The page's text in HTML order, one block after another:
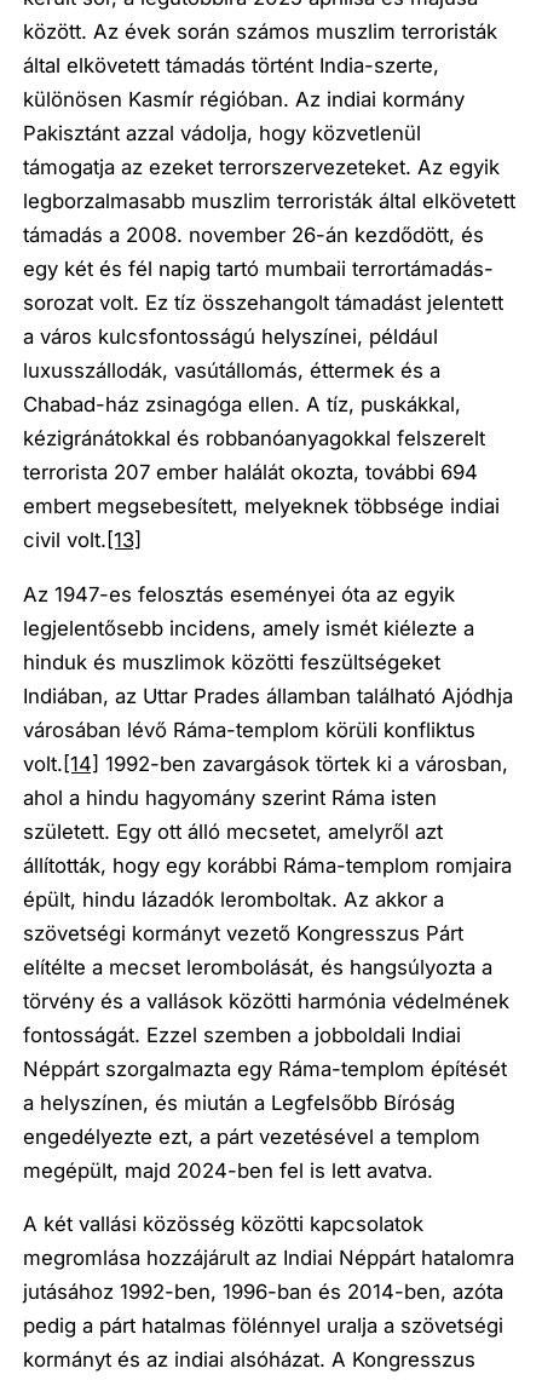
között. Az évek során számos muszlim terroristák
által elkövetett támadás történt India-szerte,
különösen Kasmír régióban. Az indiai kormány
Pakisztánt azzal vádolja, hogy közvetlenül
támogatja az ezeket terrorszervezeteket. Az egyik
legborzalmasabb muszlim terroristák által elkövetett
támadás a 2008. november 26-án kezdődött, és
egy két és fél napig tartó mumbaii terrortámadás-
sorozat volt. Ez tíz összehangolt támadást jelentett
a város kulcsfontosságú helyszínei, például
luxusszállodák, vasútállomás, éttermek és a
Chabad-ház zsinagóga ellen. A tíz, puskákkal,
kézigránátokkal és robbanóanyagokkal felszerelt
terrorista 207 ember halálát okozta, további 694
embert megsebesített, melyeknek többsége indiai
civil volt. [13]
Az 1947-es felosztás eseményei óta az egyik
legjelentősebb incidens, amely ismét kiélezte a
hinduk és muszlimok közötti feszültségeket
Indiában, az Uttar Prades államban található Ajódhja
városában lévő Ráma-templom körüli konfliktus
volt. [14] 1992-ben zavargások törtek ki a városban,
ahol a hindu hagyomány szerint Ráma isten
született. Egy ott álló mecsetet, amelyről azt
állították, hogy egy korábbi Ráma-templom romjaira
épült, hindu lázadók leromboltak. Az akkor a
szövetségi kormányt vezető Kongresszus Párt
elítélte a mecset lerombolását, és hangsúlyozta a
törvény és a vallások közötti harmónia védelmének
fontosságát. Ezzel szemben a jobboldali Indiai
Néppárt szorgalmazta egy Ráma-templom építését
a helyszínen, és miután a Legfelsőbb Bíróság
engedélyezte ezt, a párt vezetésével a templom
megépült, majd 2024-ben fel is lett avatva.
A két vallási közösség közötti kapcsolatok
megromlása hozzájárult az Indiai Néppárt hatalomra
jutásához 1992-ben, 1996-ban és 2014-ben, azóta
pedig a párt hatalmas fölénnyel uralja a szövetségi
kormányt és az indiai alsóházat. A Kongresszus